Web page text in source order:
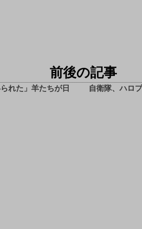
前後の記事
れた」羊たちが日
自衛隊、ハロ